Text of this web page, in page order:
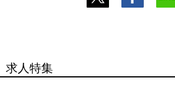
求人特集